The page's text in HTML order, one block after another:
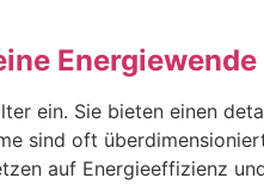
Energiewende
ein. Sie bieten einen
sind oft
auf Energieeffizienz